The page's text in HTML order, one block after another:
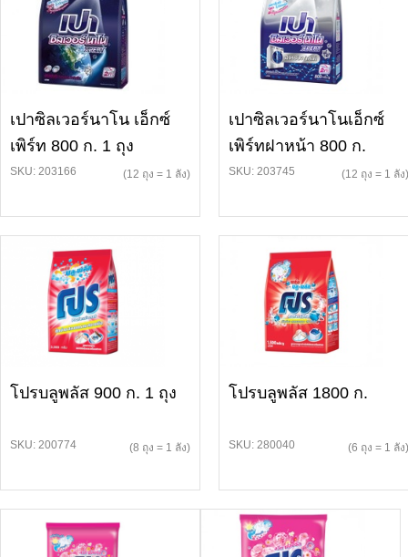
เปาซิลเวอร์นาโน เอ็กซ์
เพิร์ท 800 ก. 1 ถุง
SKU: 203166 (12 ถุง = 1 ลัง)
เปาซิลเวอร์นาโนเอ็กซ์
เพิร์ทฝาหน้า 800 ก.
SKU: 203745 (12 ถุง = 1 ลัง)
โปรบลูพลัส 900 ก. 1 ถุง
SKU: 200774 (8 ถุง = 1 ลัง)
โปรบลูพลัส 1800 ก.
SKU: 280040 (6 ถุง = 1 ลัง)